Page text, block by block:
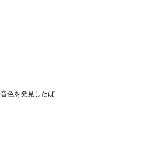
色を発見したば